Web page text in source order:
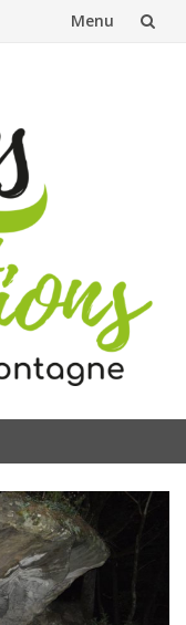
Menu